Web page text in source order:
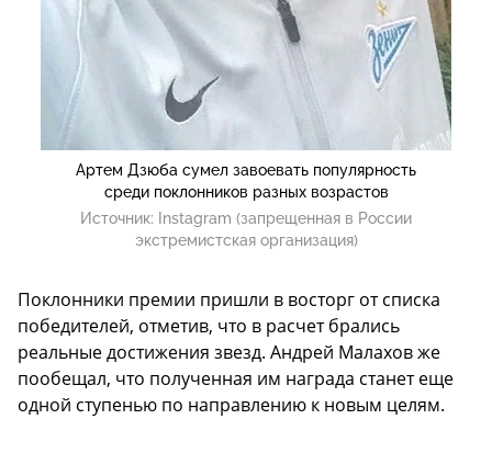
Артем Дзюба сумел завоевать популярность
среди поклонников разных возрастов
Источник:
Instagram (запрещенная в России
экстремистская организация)
Поклонники премии пришли в восторг от списка
победителей, отметив, что в расчет брались
реальные достижения звезд. Андрей Малахов же
пообещал, что полученная им награда станет еще
одной ступенью по направлению к новым целям.